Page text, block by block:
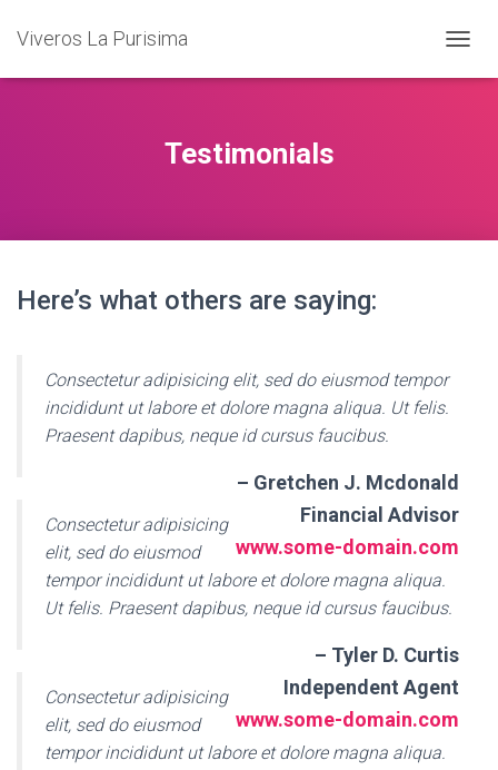
Viveros La Purisima
O
Testimonials
Here’s what others are saying:
Consectetur adipisicing elit, sed do eiusmod tempor
incididunt ut labore et dolore magna aliqua. Ut felis.
Praesent dapibus, neque id cursus faucibus.
– Gretchen J. Mcdonald
Financial Advisor
www.some-domain.com
Consectetur adipisicing
elit, sed do eiusmod
tempor incididunt ut labore et dolore magna aliqua.
Ut felis. Praesent dapibus, neque id cursus faucibus.
– Tyler D. Curtis
Independent Agent
www.some-domain.com
Consectetur adipisicing
elit, sed do eiusmod
tempor incididunt ut labore et dolore magna aliqua.